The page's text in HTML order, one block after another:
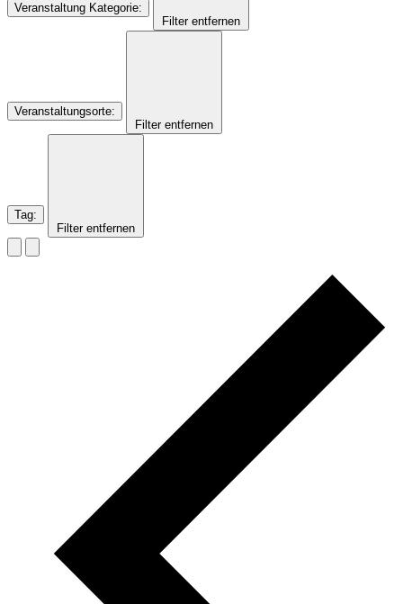
Veranstaltung Kategorie:
Filter entfernen
Veranstaltungsorte:
Filter entfernen
Tag:
Filter entfernen